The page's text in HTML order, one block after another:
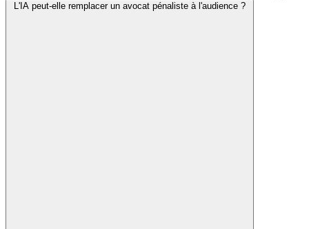
L'IA peut-elle remplacer un avocat pénaliste à l'audience ?